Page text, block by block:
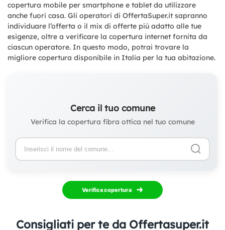
copertura mobile per smartphone e tablet da utilizzare
anche fuori casa. Gli operatori di OffertaSuper.it sapranno
individuare l’offerta o il mix di offerte più adatto alle tue
esigenze, oltre a verificare la copertura internet fornita da
ciascun operatore. In questo modo, potrai trovare la
migliore copertura disponibile in Italia per la tua abitazione.
Cerca il tuo comune
Verifica la copertura fibra ottica nel tuo comune
Verifica copertura
Consigliati per te da Offertasuper.it